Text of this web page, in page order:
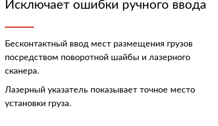
Исключает ошибки ручного ввода
Бесконтактный ввод мест размещения грузов
посредством поворотной шайбы и лазерного
сканера.
Лазерный указатель показывает точное место
установки груза.